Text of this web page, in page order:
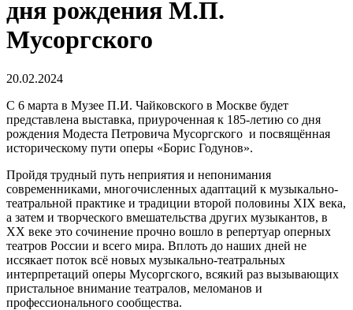
дня рождения М.П.
Мусоргского
20.02.2024
С 6 марта в Музее П.И. Чайковского в Москве будет
представлена выставка, приуроченная к 185-летию со дня
рождения Модеста Петровича Мусоргского и посвящённая
историческому пути оперы «Борис Годунов».
Пройдя трудный путь неприятия и непонимания
современниками, многочисленных адаптаций к музыкально-
театральной практике и традиции второй половины XIX века,
а затем и творческого вмешательства других музыкантов, в
XX веке это сочинение прочно вошло в репертуар оперных
театров России и всего мира. Вплоть до наших дней не
иссякает поток всё новых музыкально-театральных
интерпретаций оперы Мусоргского, всякий раз вызывающих
пристальное внимание театралов, меломанов и
профессионального сообщества.